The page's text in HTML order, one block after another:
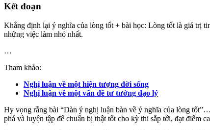
Kết đoạn
Khẳng định lại ý nghĩa của lòng tốt + bài học: Lòng tốt là giá trị
những việc làm nhỏ nhất.
…
Tham khảo:
Nghị luận về một hiện tượng đời sống
Nghị luận về một vấn đề tư tưởng đạo lý
Hy vọng rằng bài “Dàn ý nghị luận bàn về ý nghĩa của lòng
phá và luyện tập để chuẩn bị thật tốt cho kỳ thi sắp tới, đạt điểm